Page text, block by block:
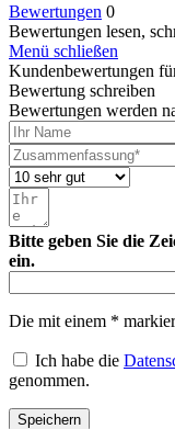
Bewertungen 0
Bewertungen lesen,
Menü schließen
Kundenbewertungen
Bewertung schreiben
Bewertungen werden
Bitte geben Sie die
ein.
Die mit einem *
Ich habe die
genommen.
Speichern